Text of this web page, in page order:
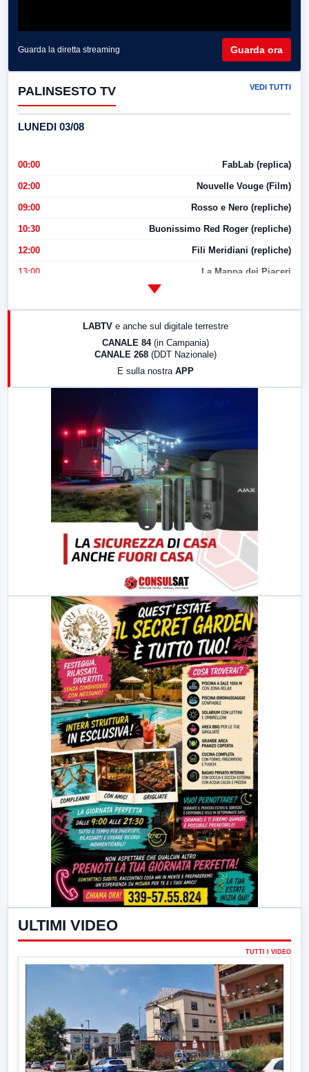
Guarda la diretta streaming Guarda ora
PALINSESTO TV VEDI TUTTI
LUNEDI 03/08
00:00 FabLab (replica)
02:00 Nouvelle Vouge (Film)
09:00 Rosso e Nero (repliche)
10:30 Buonissimo Red Roger (repliche)
12:00 Fili Meridiani (repliche)
13:00 La Mappa dei Piaceri
17:00 LabNews (replica)
LABTV e anche sul digitale terrestre
CANALE 84 (in Campania)
CANALE 268 (DDT Nazionale)
E sulla nostra APP
ULTIMI VIDEO
TUTTI I VIDEO